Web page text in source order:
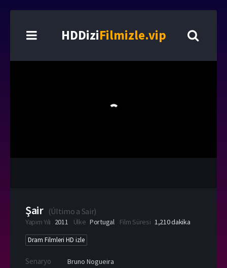
HDDiziFilmizle.vip
Şair (Último a Sair)
Yapım Yılı 2011 Ülke Portugal Film Süresi 1,210 dakika
Dram Filmleri HD izle
Senaryo Bruno Nogueira